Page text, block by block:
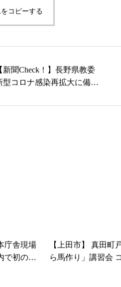
コピーする
新聞Check！】長野県教委
型コロナ感染再拡大に備え
業の動画視聴サイト「まな
庁舎現場
で初の新
【上田市】 真田町
ら馬作り」講習会